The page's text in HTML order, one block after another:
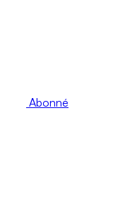
Abonné